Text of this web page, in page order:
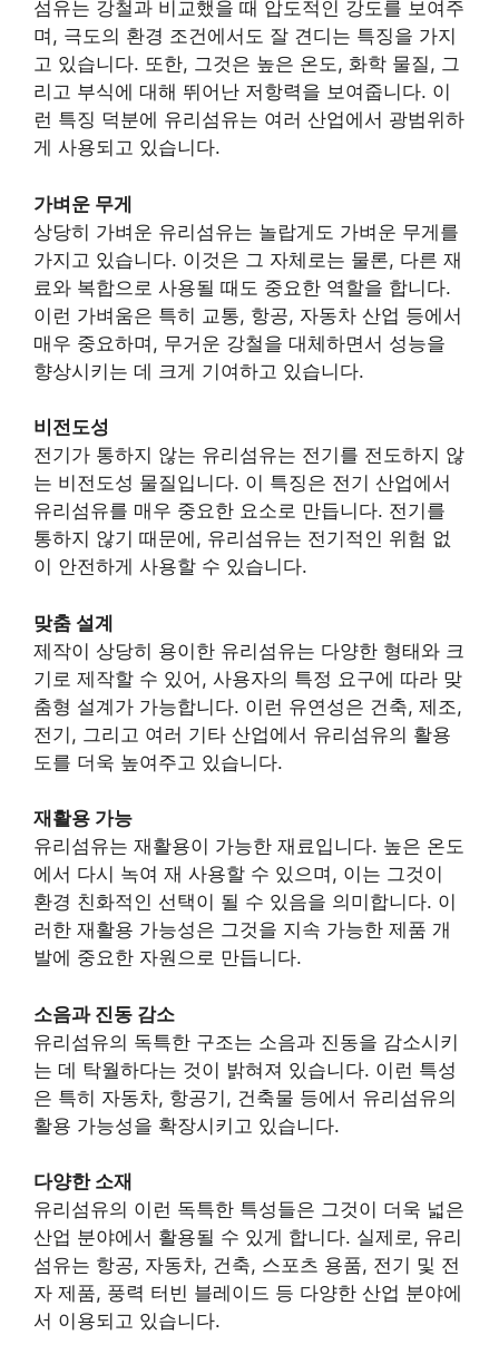
섬유는 강철과 비교했을 때 압도적인 강도를 보여주
며, 극도의 환경 조건에서도 잘 견디는 특징을 가지
고 있습니다. 또한, 그것은 높은 온도, 화학 물질, 그
리고 부식에 대해 뛰어난 저항력을 보여줍니다. 이
런 특징 덕분에 유리섬유는 여러 산업에서 광범위하
게 사용되고 있습니다.
가벼운 무게
상당히 가벼운 유리섬유는 놀랍게도 가벼운 무게를
가지고 있습니다. 이것은 그 자체로는 물론, 다른 재
료와 복합으로 사용될 때도 중요한 역할을 합니다.
이런 가벼움은 특히 교통, 항공, 자동차 산업 등에서
매우 중요하며, 무거운 강철을 대체하면서 성능을
향상시키는 데 크게 기여하고 있습니다.
비전도성
전기가 통하지 않는 유리섬유는 전기를 전도하지 않
는 비전도성 물질입니다. 이 특징은 전기 산업에서
유리섬유를 매우 중요한 요소로 만듭니다. 전기를
통하지 않기 때문에, 유리섬유는 전기적인 위험 없
이 안전하게 사용할 수 있습니다.
맞춤 설계
제작이 상당히 용이한 유리섬유는 다양한 형태와 크
기로 제작할 수 있어, 사용자의 특정 요구에 따라 맞
춤형 설계가 가능합니다. 이런 유연성은 건축, 제조,
전기, 그리고 여러 기타 산업에서 유리섬유의 활용
도를 더욱 높여주고 있습니다.
재활용 가능
유리섬유는 재활용이 가능한 재료입니다. 높은 온도
에서 다시 녹여 재 사용할 수 있으며, 이는 그것이
환경 친화적인 선택이 될 수 있음을 의미합니다. 이
러한 재활용 가능성은 그것을 지속 가능한 제품 개
발에 중요한 자원으로 만듭니다.
소음과 진동 감소
유리섬유의 독특한 구조는 소음과 진동을 감소시키
는 데 탁월하다는 것이 밝혀져 있습니다. 이런 특성
은 특히 자동차, 항공기, 건축물 등에서 유리섬유의
활용 가능성을 확장시키고 있습니다.
다양한 소재
유리섬유의 이런 독특한 특성들은 그것이 더욱 넓은
산업 분야에서 활용될 수 있게 합니다. 실제로, 유리
섬유는 항공, 자동차, 건축, 스포츠 용품, 전기 및 전
자 제품, 풍력 터빈 블레이드 등 다양한 산업 분야에
서 이용되고 있습니다.